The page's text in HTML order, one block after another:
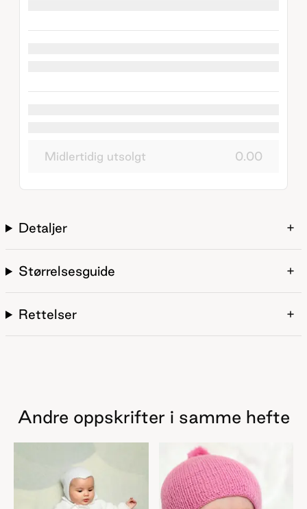
Midlertidig utsolgt 0.00
Detaljer
Størrelsesguide
Rettelser
Andre oppskrifter i samme hefte